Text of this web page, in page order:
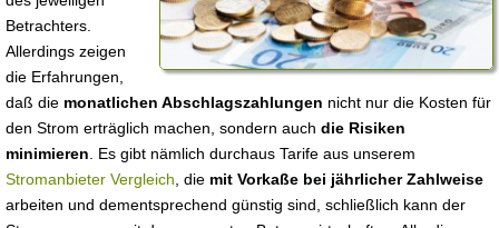
Betrachters.
Allerdings zeigen
die Erfahrungen,
daß die monatlichen Abschlagszahlungen nicht nur die Kosten für
den Strom erträglich machen, sondern auch die Risiken
minimieren . Es gibt nämlich durchaus Tarife aus unserem
Stromanbieter Vergleich , die mit Vorkaße bei jährlicher Zahlweise
arbeiten und dementsprechend günstig sind, schließlich kann der